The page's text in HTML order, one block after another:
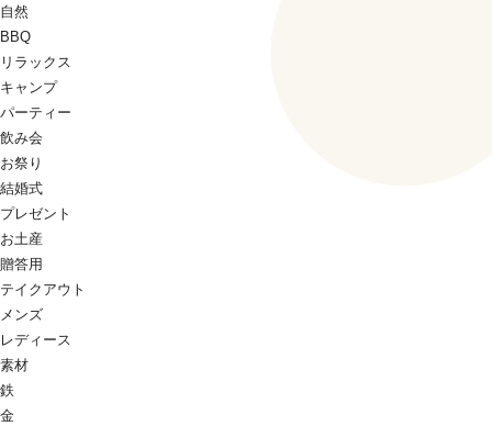
自然
BBQ
リラックス
キャンプ
パーティー
飲み会
お祭り
結婚式
プレゼント
お土産
贈答用
テイクアウト
メンズ
レディース
素材
鉄
金